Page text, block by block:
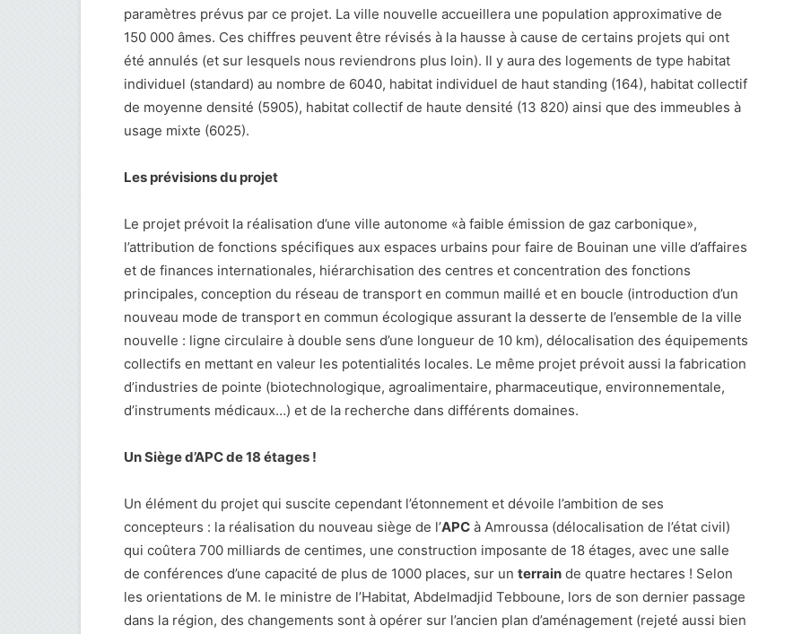
paramètres prévus par ce projet. La ville nouvelle accueillera une population approximative de
150 000 âmes. Ces chiffres peuvent être révisés à la hausse à cause de certains projets qui ont
été annulés (et sur lesquels nous reviendrons plus loin). Il y aura des logements de type habitat
individuel (standard) au nombre de 6040, habitat individuel de haut standing (164), habitat collectif
de moyenne densité (5905), habitat collectif de haute densité (13 820) ainsi que des immeubles à
usage mixte (6025).
Les prévisions du projet
Le projet prévoit la réalisation d’une ville autonome «à faible émission de gaz carbonique»,
l’attribution de fonctions spécifiques aux espaces urbains pour faire de Bouinan une ville d’affaires
et de finances internationales, hiérarchisation des centres et concentration des fonctions
principales, conception du réseau de transport en commun maillé et en boucle (introduction d’un
nouveau mode de transport en commun écologique assurant la desserte de l’ensemble de la ville
nouvelle : ligne circulaire à double sens d’une longueur de 10 km), délocalisation des équipements
collectifs en mettant en valeur les potentialités locales. Le même projet prévoit aussi la fabrication
d’industries de pointe (biotechnologique, agroalimentaire, pharmaceutique, environnementale,
d’instruments médicaux…) et de la recherche dans différents domaines.
Un Siège d’APCde 18 étages !
Un élément du projet qui suscite cependant l’étonnement et dévoile l’ambition de ses
concepteurs : la réalisation du nouveau siège de l’APC à Amroussa (délocalisation de l’état civil)
qui coûtera 700 milliards de centimes, une construction imposante de 18 étages, avec une salle
de conférences d’une capacité de plus de 1000 places, sur un terrain de quatre hectares ! Selon
les orientations de M. le ministre de l’Habitat, Abdelmadjid Tebboune, lors de son dernier passage
dans la région, des changements sont à opérer sur l’ancien plan d’aménagement (rejeté aussi bien